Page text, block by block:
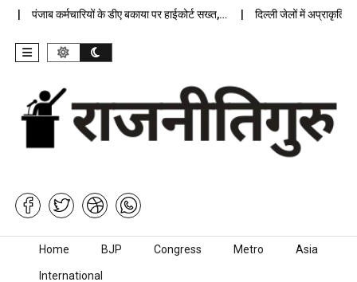
पंजाब कर्मचारियों के डीए बकाया पर हाईकोर्ट सख्त,… दिल्ली जेलों में अप्राकृतिक
Skip to content
Home BJP Congress Metro Asia
International